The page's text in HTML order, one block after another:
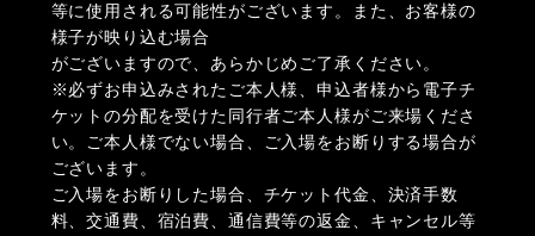
等に使用される可能性がございます。また、お客様の
様子が映り込む場合
がございますので、あらかじめご了承ください。
※必ずお申込みされたご本人様、申込者様から電子チ
ケットの分配を受けた同行者ご本人様がご来場くださ
い。ご本人様でない場合、ご入場をお断りする場合が
ございます。
ご入場をお断りした場合、チケット代金、決済手数
料、交通費、宿泊費、通信費等の返金、キャンセル等